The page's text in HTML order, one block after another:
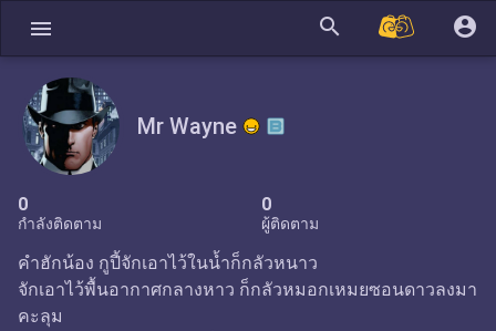
menu search account_circle
Mr Wayne
0
กำลังติดตาม
0
ผู้ติดตาม
คำฮักน้อง กูปี้จักเอาไว้ในน้ำก็กลัวหนาว
จักเอาไว้พื้นอากาศกลางหาว ก็กลัวหมอกเหมยซอนดาวลงมา
คะลุม